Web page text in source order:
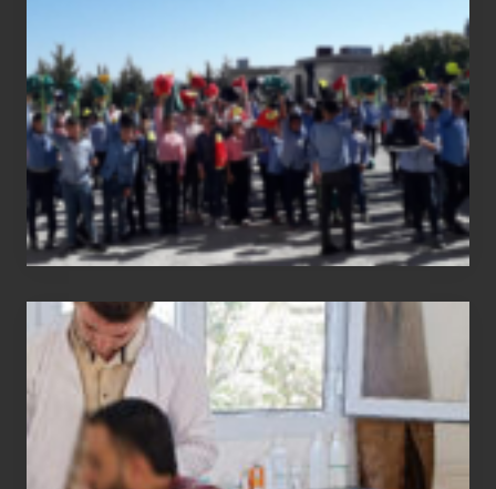
Medical
physiotherapy
equipment